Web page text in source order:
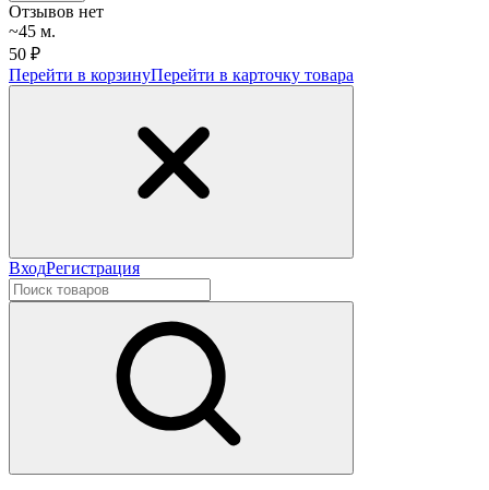
Отзывов нет
~45 м.
50 ₽
Перейти в корзинуПерейти в карточку товара
ВходРегистрация